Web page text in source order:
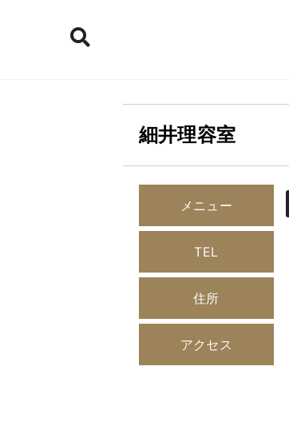
細井理容室
メニュー
TEL
住所
アクセス